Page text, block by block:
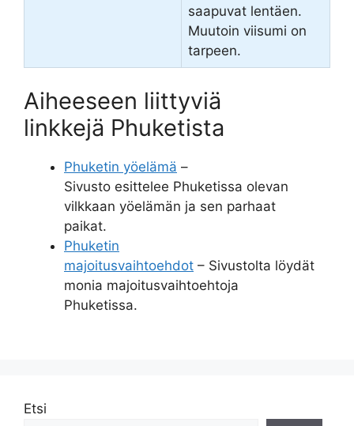
saapuvat lentäen.
Muutoin viisumi on
tarpeen.
Aiheeseen liittyviä
linkkejä Phuketista
Phuketin yöelämä –
Sivusto esittelee Phuketissa olevan
vilkkaan yöelämän ja sen parhaat
paikat.
Phuketin
majoitusvaihtoehdot – Sivustolta löydät
monia majoitusvaihtoehtoja
Phuketissa.
Etsi